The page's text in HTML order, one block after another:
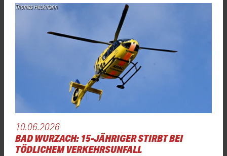
Thomas Heckmann
10.06.2026
BAD WURZACH: 15-JÄHRIGER STIRBT BEI
TÖDLICHEM VERKEHRSUNFALL